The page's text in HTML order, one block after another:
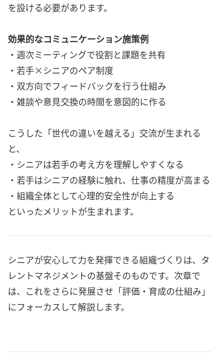
を設ける必要があります。
効果的なコミュニケーション施策例
・週次ミーティングで役割と課題を共有
・若手×シニアのペア制度
・双方向でフィードバックを行う仕組み
・雑談や意見交換の時間を意図的に作る
こうした「世代の違いを越える」交流が生まれる
と、
・シニアは若手の考え方を理解しやすくなる
・若手はシニアの経験に触れ、仕事の精度が高まる
・組織全体として心理的安全性が向上する
といったメリットが生まれます。
シニアが安心して力を発揮できる組織づくりは、タ
レントマネジメントの基盤そのものです。次章で
は、これをさらに発展させ「評価・育成の仕組み」
にフォーカスして解説します。